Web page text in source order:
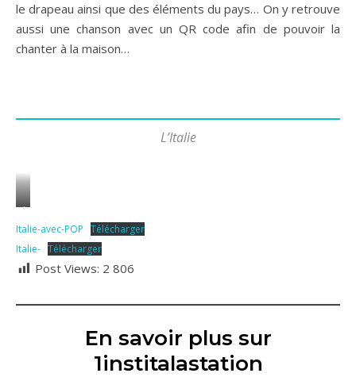
le drapeau ainsi que des éléments du pays… On y retrouve
aussi une chanson avec un QR code afin de pouvoir la
chanter à la maison…
L’Italie
le
coloriage
vient
du
Arthérapie
Italie-avec-POP Télécharger
Italie- Télécharger
Post Views: 2 806
En savoir plus sur
1institalastation